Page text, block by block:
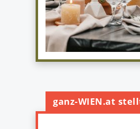
ganz-WIEN.at